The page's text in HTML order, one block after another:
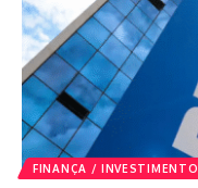
FINANÇA / INVESTIMENTO